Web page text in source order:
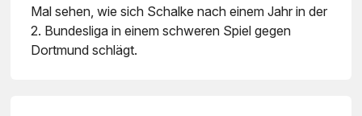
Mal sehen, wie sich Schalke nach einem Jahr in der
2. Bundesliga in einem schweren Spiel gegen
Dortmund schlägt.